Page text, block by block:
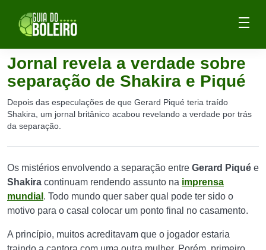
Jornal revela a verdade sobre
separação de Shakira e Piqué
Depois das especulações de que Gerard Piqué teria traído
Shakira, um jornal britânico acabou revelando a verdade por trás
da separação.
Os mistérios envolvendo a separação entre Gerard Piqué e
Shakira continuam rendendo assunto na imprensa
mundial . Todo mundo quer saber qual pode ter sido o
motivo para o casal colocar um ponto final no casamento.
A princípio, muitos acreditavam que o jogador estaria